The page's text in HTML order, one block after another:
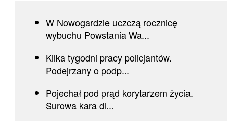
W Nowogardzie uczczą rocznicę
wybuchu Powstania Wa...
Kilka tygodni pracy policjantów.
Podejrzany o podp...
Pojechał pod prąd korytarzem życia.
Surowa kara dl...